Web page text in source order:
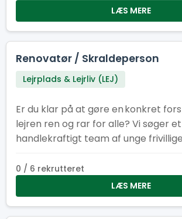
LÆS MERE
Renovatør / Skraldeperson
Lejrplads & Lejrliv (LEJ)
Er du klar på at gøre en konkret
lejren ren og rar for alle? Vi søger
handlekraftigt team af unge
Spejertorvet og i
bange for at tage fat Du kan arbejde
0 / 6 rekrutteret
LÆS MERE